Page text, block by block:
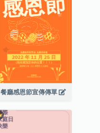
餐廳感恩節宣傳傳單